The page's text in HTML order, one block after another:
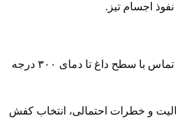
اجسام تیز.
مقاومت زیره کفش در برابر تماس با سطح داغ تا دمای ۳۰۰ درجه
و خطرات احتمالی، انتخاب کفش